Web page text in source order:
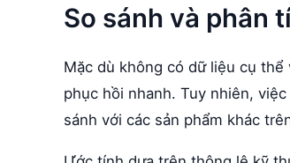
So sánh và phân
Mặc dù không có dữ liệu cụ
phục hồi nhanh. Tuy nhiên,
sánh với các sản phẩm khác